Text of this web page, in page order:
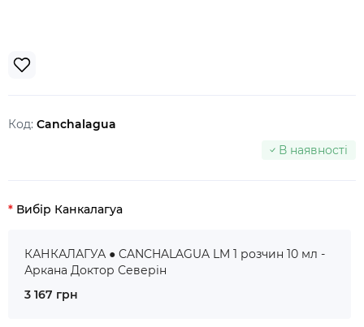
Код: Canchalagua
В наявності
Вибір Канкалагуа
КАНКАЛАГУА ● CANCHALAGUA LM 1 розчин 10 мл -
Аркана Доктор Северін
3 167 грн